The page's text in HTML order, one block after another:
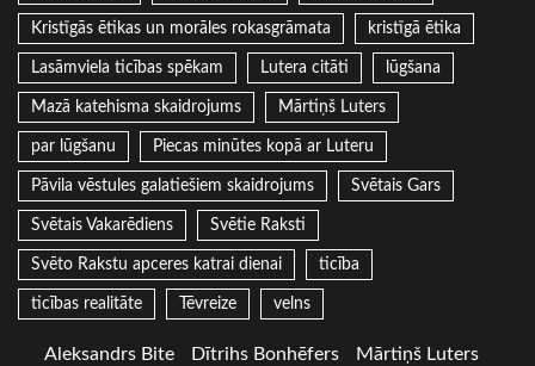
Kristīgās ētikas un morāles rokasgrāmata kristīgā ētika
Lasāmviela ticības spēkam Lutera citāti lūgšana
Mazā katehisma skaidrojums Mārtiņš Luters
par lūgšanu Piecas minūtes kopā ar Luteru
Pāvila vēstules galatiešiem skaidrojums Svētais Gars
Svētais Vakarēdiens Svētie Raksti
Svēto Rakstu apceres katrai dienai ticība
ticības realitāte Tēvreize velns
Aleksandrs Bite Dītrihs Bonhēfers
Mārtiņš Luters